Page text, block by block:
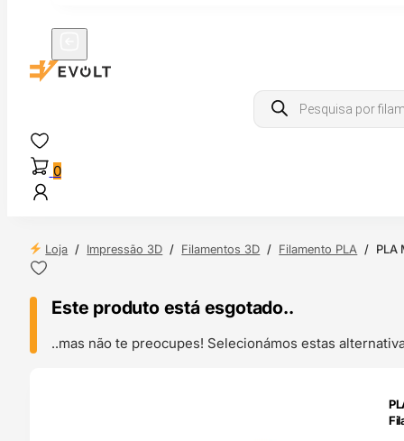
Products
search
0
Loja / Impressão 3D / Filamentos 3D / Filamento PLA / PLA
Este produto está esgotado..
..mas não te preocupes! Selecionámos estas